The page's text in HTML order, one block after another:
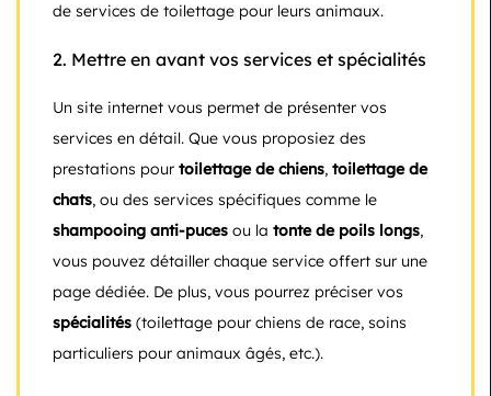
de services de toilettage pour leurs animaux.
2. Mettre en avant vos services et spécialités
Un site internet vous permet de présenter vos
services en détail. Que vous proposiez des
prestations pour toilettage de chiens, toilettage de
chats, ou des services spécifiques comme le
shampooing anti-puces ou la tonte de poils longs,
vous pouvez détailler chaque service offert sur une
page dédiée. De plus, vous pourrez préciser vos
spécialités (toilettage pour chiens de race, soins
particuliers pour animaux âgés, etc.).